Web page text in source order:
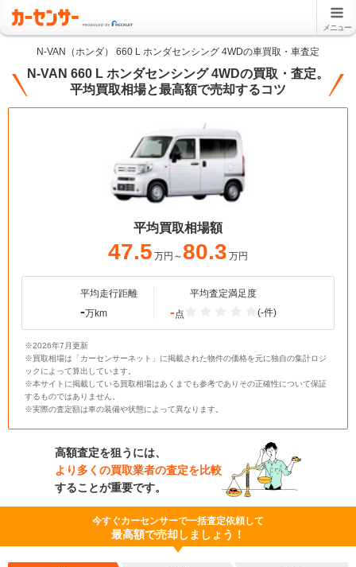
メニュー
N-VAN（ホンダ） 660 L ホンダセンシング 4WDの車買取・車査定
N-VAN 660 L ホンダセンシング 4WDの買取・査定。
平均買取相場と最高額で売却するコツ
平均買取相場額
47.5 万円～ 80.3 万円
平均走行距離
-万km
平均査定満足度
-点 (-件)
※2026年7月更新
※買取相場は「カーセンサーネット」に掲載された物件の価格を元に独自の集計ロジ
ックによって算出しています。
※本サイトに掲載している買取相場はあくまでも参考でありその正確性について保証
するものではありません。
※実際の査定額は車の装備や状態によって異なります。
高額査定を狙うには、
より多くの買取業者の査定を比較
することが重要です。
今すぐカーセンサーで一括査定依頼して
最高額で売却しましょう！